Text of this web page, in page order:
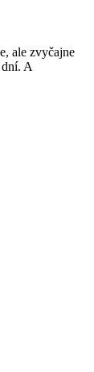
ale zvyčajne
A